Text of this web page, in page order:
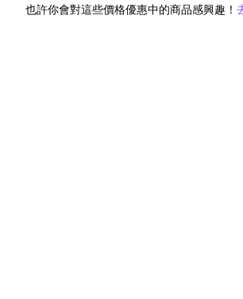
也許你會對這些價格優惠中的商品感興趣！